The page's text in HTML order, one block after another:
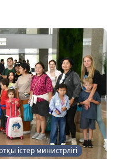
істер министрлігі